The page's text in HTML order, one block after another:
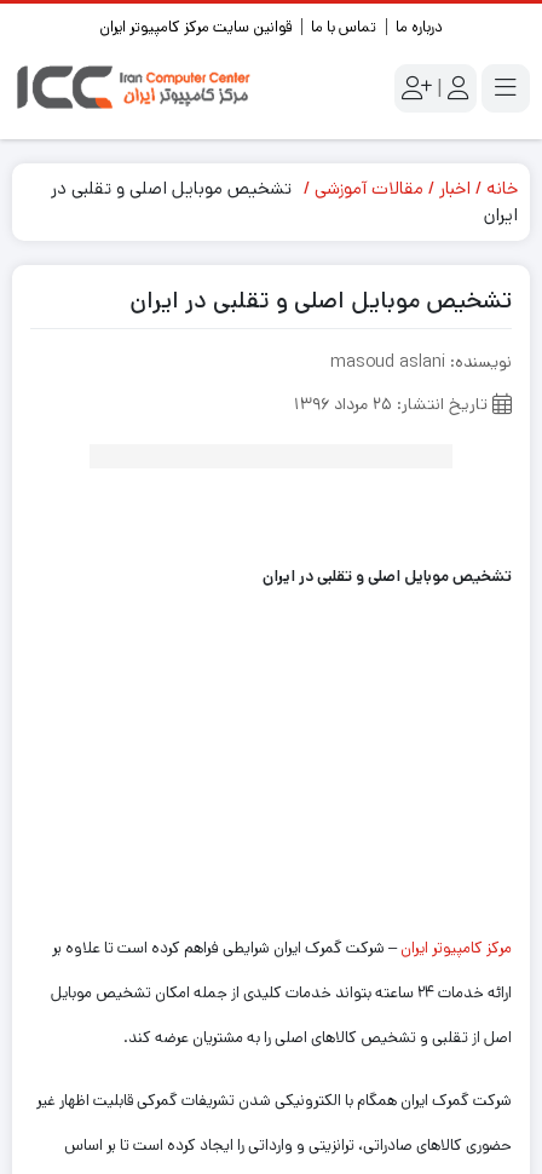
درباره ما تماس با ما قوانین سایت مرکز کامپیوتر ایران
|
خانه اخبار مقالات آموزشی
تشخیص موبایل اصلی و تقلبی در
ایران
تشخیص موبایل اصلی و تقلبی در ایران
نویسنده: masoud aslani
تاریخ انتشار: ۲۵ مرداد ۱۳۹۶
تشخیص موبایل اصلی و تقلبی در ایران
مرکز کامپیوتر ایران– شرکت گمرک ایران شرایطی فراهم کرده است تا علاوه بر
ارائه خدمات ۲۴ ساعته بتواند خدمات کلیدی از جمله امکان تشخیص موبایل
اصل از تقلبی و تشخیص کالاهای اصلی را به مشتریان عرضه کند.
شرکت گمرک ایران همگام با الکترونیکی شدن تشریفات گمرکی قابلیت اظهار غیر
حضوری کالاهای صادراتی، ترانزیتی و وارداتی را ایجاد کرده است تا بر اساس